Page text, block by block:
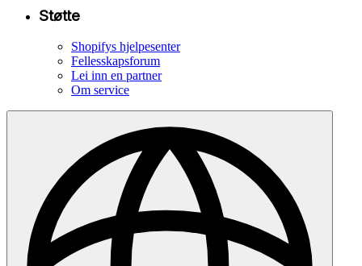
Støtte
Shopifys hjelpesenter
Fellesskapsforum
Lei inn en partner
Om service